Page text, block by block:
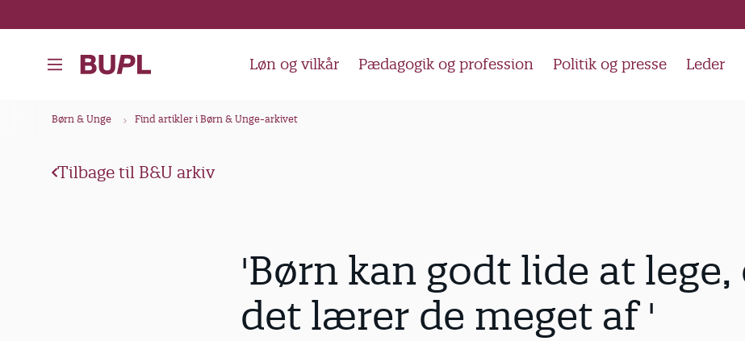
å
Løn og vilkår Pædagogik og profession Politik og presse Leder
Børn & Unge Find artikler i Børn & Unge-arkivet
Tilbage til B&U arkiv
'Børn kan godt lide at lege,
det lærer de meget af '